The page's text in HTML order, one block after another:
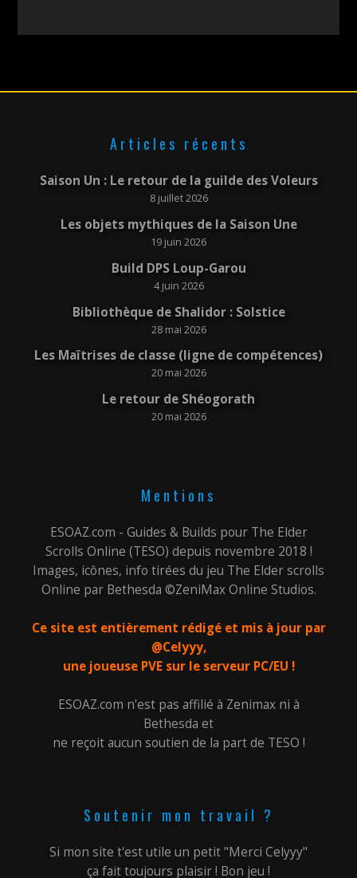
Articles récents
Saison Un : Le retour de la guilde des Voleurs
8 juillet 2026
Les objets mythiques de la Saison Une
19 juin 2026
Build DPS Loup-Garou
4 juin 2026
Bibliothèque de Shalidor : Solstice
28 mai 2026
Les Maîtrises de classe (ligne de compétences)
20 mai 2026
Le retour de Shéogorath
20 mai 2026
Mentions
ESOAZ.com - Guides & Builds pour The Elder
Scrolls Online (TESO) depuis novembre 2018 !
Images, icônes, info tirées du jeu The Elder scrolls
Online par Bethesda ©ZeniMax Online Studios.
Ce site est entièrement rédigé et mis à jour par
@Celyyy,
une joueuse PVE sur le serveur PC/EU !
ESOAZ.com n'est pas affilié à Zenimax ni à
Bethesda et
ne reçoit aucun soutien de la part de TESO !
Soutenir mon travail ?
Si mon site t'est utile un petit "Merci Celyyy"
ça fait toujours plaisir ! Bon jeu !